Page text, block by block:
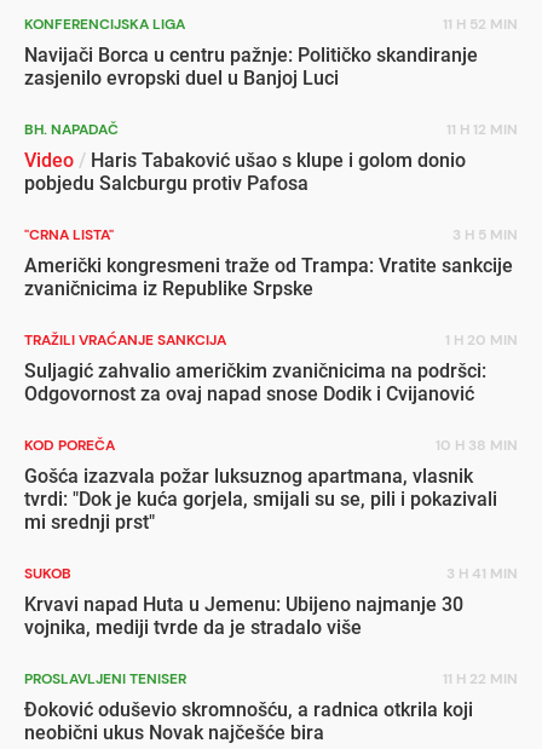
KONFERENCIJSKA LIGA 11 H 52 MIN
Navijači Borca u centru pažnje: Političko skandiranje
zasjenilo evropski duel u Banjoj Luci
BH. NAPADAČ 11 H 12 MIN
Video / Haris Tabaković ušao s klupe i golom donio
pobjedu Salcburgu protiv Pafosa
"CRNA LISTA" 3 H 5 MIN
Američki kongresmeni traže od Trampa: Vratite sankcije
zvaničnicima iz Republike Srpske
TRAŽILI VRAĆANJE SANKCIJA 1 H 20 MIN
Suljagić zahvalio američkim zvaničnicima na podršci:
Odgovornost za ovaj napad snose Dodik i Cvijanović
KOD POREČA 10 H 38 MIN
Gošća izazvala požar luksuznog apartmana, vlasnik
tvrdi: "Dok je kuća gorjela, smijali su se, pili i pokazivali
mi srednji prst"
SUKOB 3 H 41 MIN
Krvavi napad Huta u Jemenu: Ubijeno najmanje 30
vojnika, mediji tvrde da je stradalo više
PROSLAVLJENI TENISER 11 H 22 MIN
Đoković oduševio skromnošću, a radnica otkrila koji
neobični ukus Novak najčešće bira